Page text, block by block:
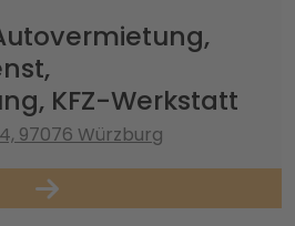
KFZ-Werkstatt
97076 Würzburg